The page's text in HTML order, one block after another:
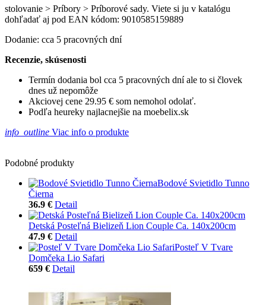
stolovanie > Príbory > Príborové sady. Viete si ju v katalógu
dohľadať aj pod EAN kódom: 9010585159889
Dodanie: cca 5 pracovných dní
Recenzie, skúsenosti
Termín dodania bol cca 5 pracovných dní ale to si človek
dnes už nepomôže
Akciovej cene 29.95 € som nemohol odolať.
Podľa heureky najlacnejšie na moebelix.sk
info_outline Viac info o produkte
Podobné produkty
Bodové Svietidlo Tunno
Čierna
36.9 € Detail
Detská Posteľná Bielizeň Lion Couple Ca. 140x200cm
47.9 € Detail
Posteľ V Tvare
Domčeka Lio Safari
659 € Detail